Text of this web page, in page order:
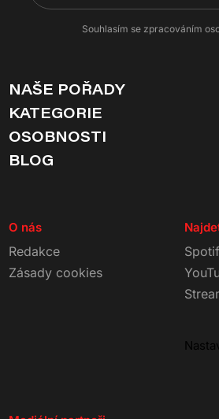
Souhlasím se zpracováním
NAŠE POŘADY
KATEGORIE
OSOBNOSTI
BLOG
O nás
Redakce
Zásady cookies